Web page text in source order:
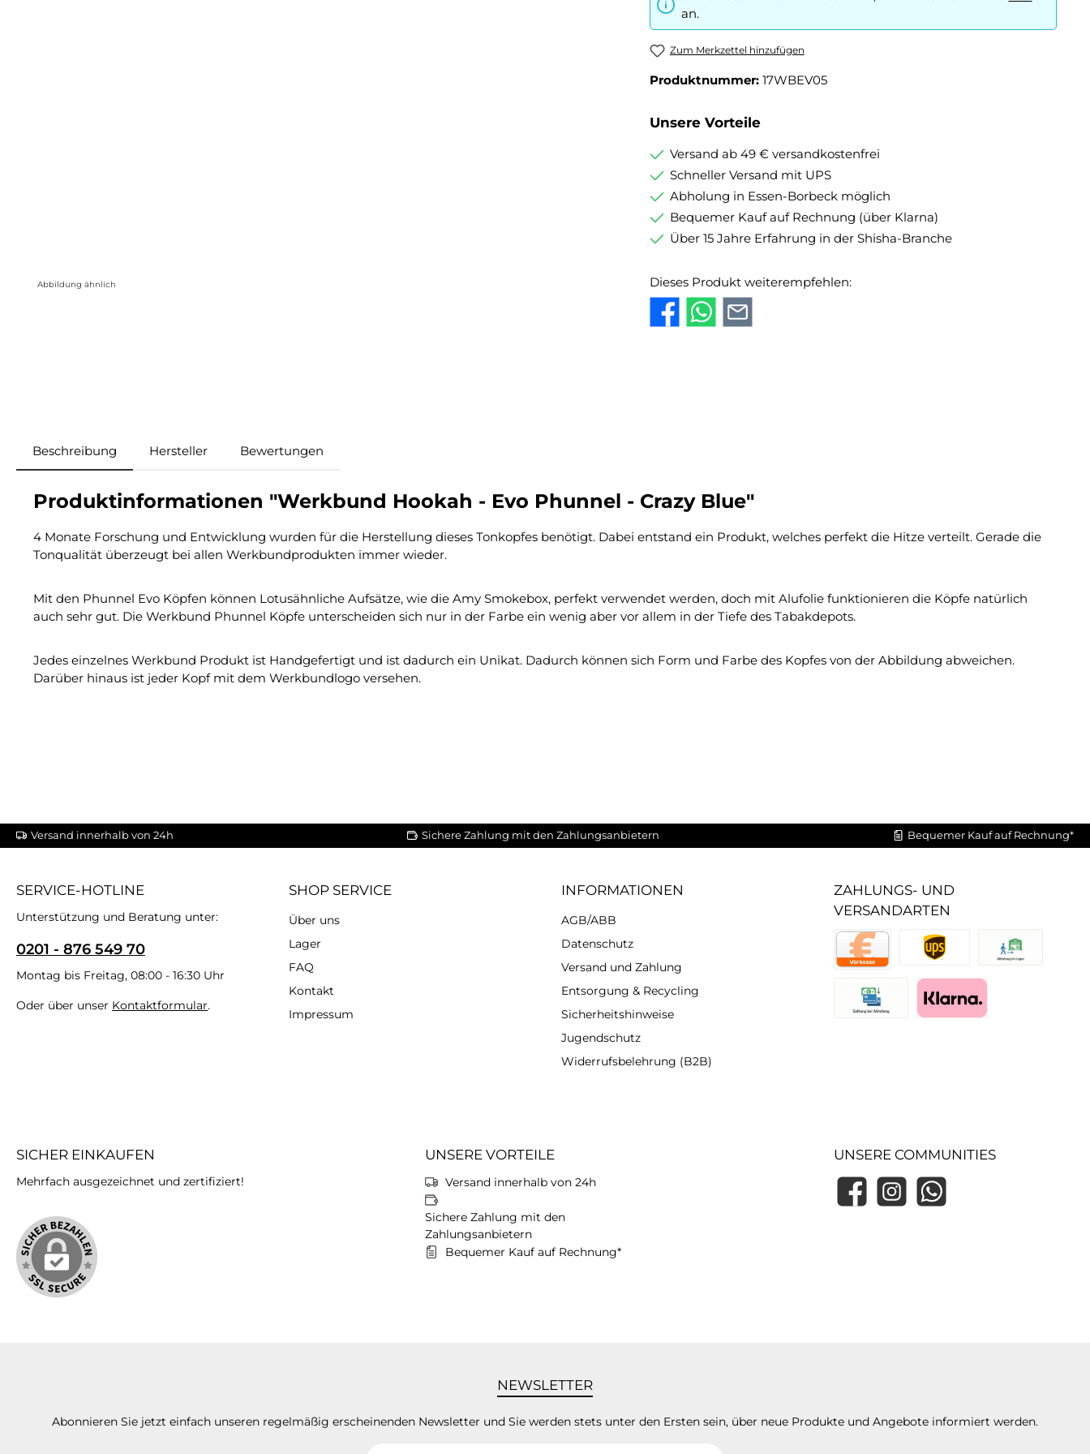
Abbildung ähnlich
an.
Zum Merkzettel hinzufügen
Produktnummer: 17WBEV05
Unsere Vorteile
Versand ab 49 € versandkostenfrei
Schneller Versand mit UPS
Abholung in Essen-Borbeck möglich
Bequemer Kauf auf Rechnung (über Klarna)
Über 15 Jahre Erfahrung in der Shisha-Branche
Dieses Produkt weiterempfehlen:
Beschreibung Hersteller Bewertungen
Produktinformationen "Werkbund Hookah - Evo Phunnel - Crazy Blue"
4 Monate Forschung und Entwicklung wurden für die Herstellung dieses Tonkopfes benötigt. Dabei entstand ein Produkt, welches perfekt die Hitze verteilt. Gerade die
Tonqualität überzeugt bei allen Werkbundprodukten immer wieder.
Mit den Phunnel Evo Köpfen können Lotusähnliche Aufsätze, wie die Amy Smokebox, perfekt verwendet werden, doch mit Alufolie funktionieren die Köpfe natürlich
auch sehr gut. Die Werkbund Phunnel Köpfe unterscheiden sich nur in der Farbe ein wenig aber vor allem in der Tiefe des Tabakdepots.
Jedes einzelnes Werkbund Produkt ist Handgefertigt und ist dadurch ein Unikat. Dadurch können sich Form und Farbe des Kopfes von der Abbildung abweichen.
Darüber hinaus ist jeder Kopf mit dem Werkbundlogo versehen.
Versand innerhalb von 24h Sichere Zahlung mit den Zahlungsanbietern Bequemer Kauf auf Rechnung*
SERVICE-HOTLINE
Unterstützung und Beratung unter:
0201 - 876 549 70
Montag bis Freitag, 08:00 - 16:30 Uhr
Oder über unser Kontaktformular.
SHOP SERVICE
Über uns
Lager
FAQ
Kontakt
Impressum
INFORMATIONEN
AGB/ABB
Datenschutz
Versand und Zahlung
Entsorgung & Recycling
Sicherheitshinweise
Jugendschutz
Widerrufsbelehrung (B2B)
ZAHLUNGS- UND
VERSANDARTEN
SICHER EINKAUFEN
Mehrfach ausgezeichnet und zertifiziert!
UNSERE VORTEILE
Versand innerhalb von 24h
Sichere Zahlung mit den
Zahlungsanbietern
Bequemer Kauf auf Rechnung*
UNSERE COMMUNITIES
FacebookInstagramWhatsApp
NEWSLETTER
Abonnieren Sie jetzt einfach unseren regelmäßig erscheinenden Newsletter und Sie werden stets unter den Ersten sein, über neue Produkte und Angebote informiert werden.